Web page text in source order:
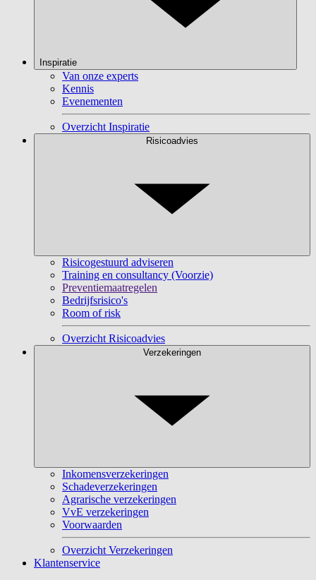
Inspiratie
Van onze experts
Kennis
Evenementen
Overzicht Inspiratie
Risicoadvies
Risicogestuurd adviseren
Training en consultancy (Voorzie)
Preventiemaatregelen
Bedrijfsrisico's
Room of risk
Overzicht Risicoadvies
Verzekeringen
Inkomensverzekeringen
Schadeverzekeringen
Agrarische verzekeringen
VvE verzekeringen
Voorwaarden
Overzicht Verzekeringen
Klantenservice